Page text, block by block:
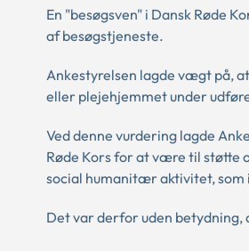
En "besøgsven" i Dansk Røde
af besøgstjeneste.
Ankestyrelsen lagde vægt på,
eller plejehjemmet under
Ved denne vurdering lagde
Røde Kors for at være til støtte
social humanitær aktivitet, som
Det var derfor uden